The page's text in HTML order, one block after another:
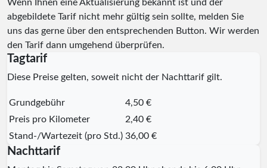
Wenn Ihnen eine Aktualisierung bekannt ist und der
abgebildete Tarif nicht mehr gültig sein sollte, melden Sie
uns das gerne über den entsprechenden Button. Wir werden
den Tarif dann umgehend überprüfen.
Tagtarif
Diese Preise gelten, soweit nicht der Nachttarif gilt.
Grundgebühr
4,50 €
Preis pro Kilometer
2,40 €
Stand-/Wartezeit (pro Std.) 36,00 €
Nachttarif